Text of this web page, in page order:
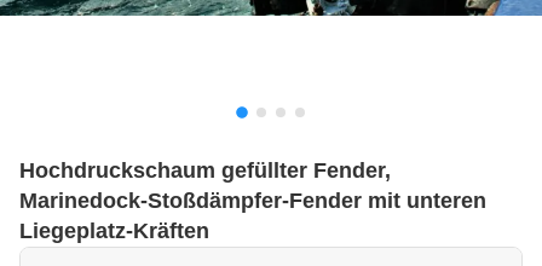
Hochdruckschaum gefüllter Fender,
Marinedock-Stoßdämpfer-Fender mit unteren
Liegeplatz-Kräften